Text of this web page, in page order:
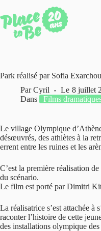
au
contenu
Park réalisé par Sofia Exarchou
Par Cyril Le 8 juillet
Dans
Films
Le village Olympique
désœuvrés, des athlètes à la
errent entre les ruines et les
C’est la première réalisation
du scénario.
Le film est porté par Dimitri
La réalisatrice s’est attachée à
raconter l’histoire de cette
des installations olympique